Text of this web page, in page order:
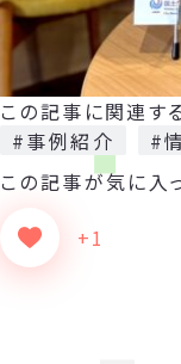
この記事に関連す
#事例紹介
#
この記事が気に入
+1